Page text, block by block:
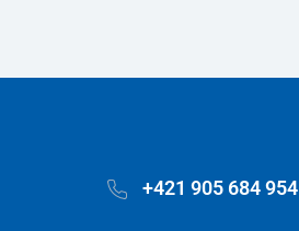
+421 905 684 954